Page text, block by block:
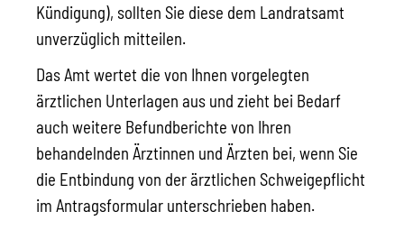
Kündigung), sollten Sie diese dem Landratsamt
unverzüglich mitteilen.
Das Amt wertet die von Ihnen vorgelegten
ärztlichen Unterlagen aus und zieht bei Bedarf
auch weitere Befundberichte von Ihren
behandelnden Ärztinnen und Ärzten bei, wenn Sie
die Entbindung von der ärztlichen Schweigepflicht
im Antragsformular unterschrieben haben.